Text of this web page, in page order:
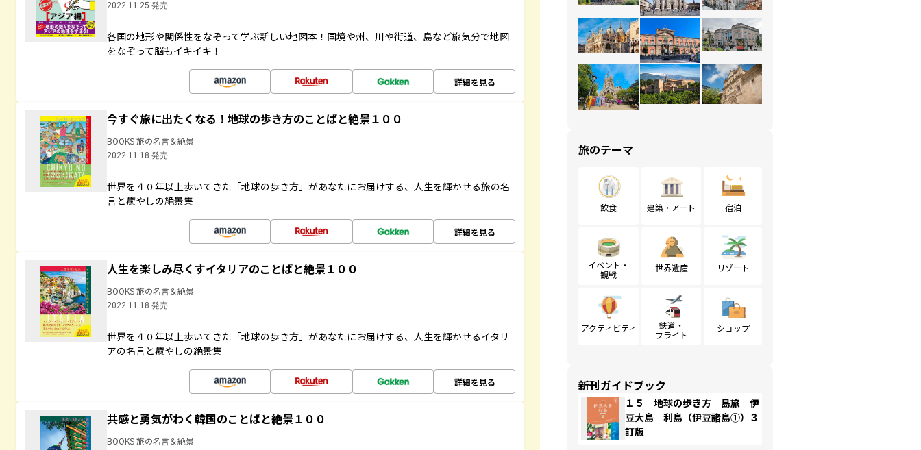
2022.11.25 発売
各国の地形や関係性をなぞって学ぶ新しい地図本！国境や州、川や街道、島など旅気分で地図
をなぞって脳もイキイキ！
詳細を見る
今すぐ旅に出たくなる！地球の歩き方のことばと絶景１００
BOOKS 旅の名言＆絶景
2022.11.18 発売
世界を４０年以上歩いてきた「地球の歩き方」があなたにお届けする、人生を輝かせる旅の名
言と癒やしの絶景集
詳細を見る
人生を楽しみ尽くすイタリアのことばと絶景１００
BOOKS 旅の名言＆絶景
2022.11.18 発売
世界を４０年以上歩いてきた「地球の歩き方」があなたにお届けする、人生を輝かせるイタリ
アの名言と癒やしの絶景集
詳細を見る
共感と勇気がわく韓国のことばと絶景１００
BOOKS 旅の名言＆絶景
旅のテーマ
飲食 建築・アート 宿泊
イベント・
観戦
世界遺産 リゾート
アクティビティ
鉄道・
フライト
ショップ
新刊ガイドブック
１５ 地球の歩き方 島旅 伊
豆大島 利島（伊豆諸島①）３
訂版